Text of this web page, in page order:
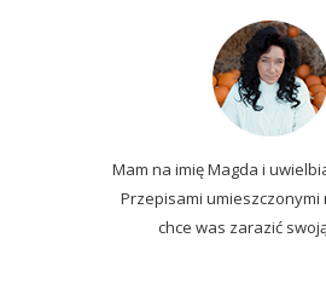
Mam na imię Magda i
Przepisami umieszczonymi
chce was zarazić